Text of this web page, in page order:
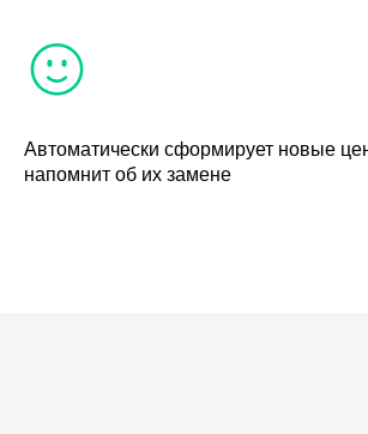
Автоматически сформирует новые
напомнит об их замене